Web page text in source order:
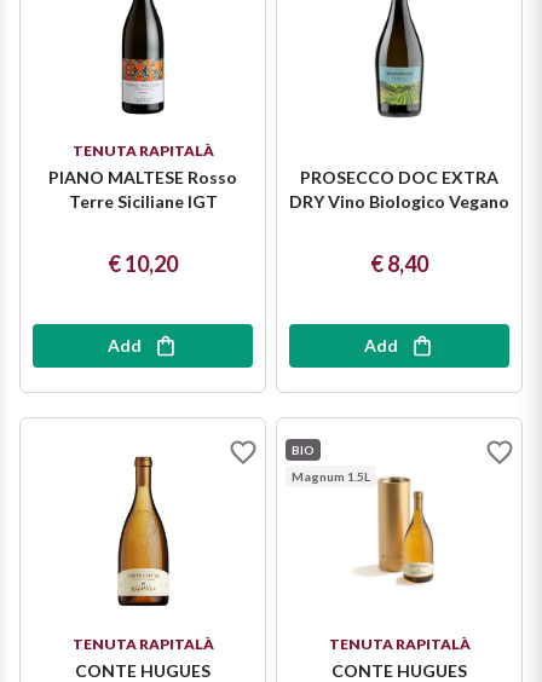
TENUTA RAPITALÀ
PIANO MALTESE Rosso
Terre Siciliane IGT
€ 10,20
Add
PROSECCO DOC EXTRA
DRY Vino Biologico Vegano
€ 8,40
Add
TENUTA RAPITALÀ
CONTE HUGUES
TENUTA RAPITALÀ
CONTE HUGUES
BIO
Magnum 1.5L